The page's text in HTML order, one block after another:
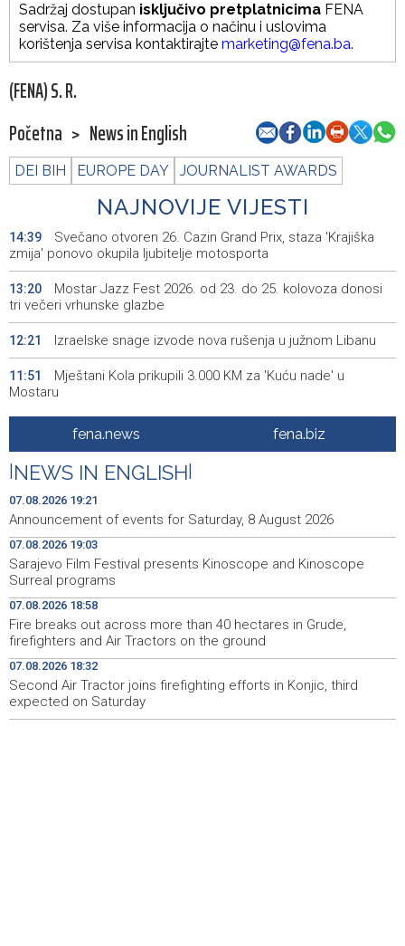
Sadržaj dostupan isključivo pretplatnicima FENA
servisa. Za više informacija o načinu i uslovima
korištenja servisa kontaktirajte marketing@fena.ba.
(FENA) S. R.
Početna > News in English
DEI BIH EUROPE DAY JOURNALIST AWARDS
NAJNOVIJE VIJESTI
14:39
Svečano otvoren 26. Cazin Grand Prix, staza 'Krajiška
zmija' ponovo okupila ljubitelje motosporta
13:20
Mostar Jazz Fest 2026. od 23. do 25. kolovoza donosi
tri večeri vrhunske glazbe
12:21 Izraelske snage izvode nova rušenja u južnom Libanu
11:51
Mještani Kola prikupili 3.000 KM za 'Kuću nade' u
Mostaru
Sutra u Sarajevu akcija darivanja krvi - Daruj krv, budi
opet njihov heroj
11:17
BiH među zapaženijim učesnicima CIGRE u Parizu - AI i
energetska tranzicija u fokusu
Pezer već sutra nastupa u kvalifikacijama, vjeruje da će i
navečer biti u finalu EP-a u Birminghamu
10:16
Ballian: Neopravdana sječa stabala a grad zbog manjka
drveća sve topliji
10:09
FBiH nema objedinjene podatke o povučenom i
uništenom mesu, prekršaji utvrđeni u 40 kontrola
10:03
Marija Šerifović pred više hiljada posjetitelja na Piroti
zatvorila 'Dane dijaspore 2026' u Travniku
fena.news fena.biz
NEWS IN ENGLISH
07.08.2026 19:21
Announcement of events for Saturday, 8 August 2026
07.08.2026 19:03
Sarajevo Film Festival presents Kinoscope and Kinoscope
Surreal programs
07.08.2026 18:58
Fire breaks out across more than 40 hectares in Grude,
firefighters and Air Tractors on the ground
07.08.2026 18:32
Second Air Tractor joins firefighting efforts in Konjic, third
expected on Saturday